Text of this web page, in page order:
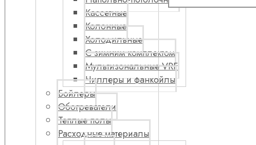
Кассетные
Колонные
Холодильные
С зимним комплектом
Мультизональные VRF
Чиллеры и фанкойлы
Бойлеры
Обогреватели
Теплые полы
Расходные материалы